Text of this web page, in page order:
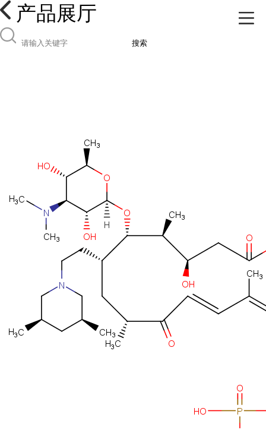
产品展厅
搜索